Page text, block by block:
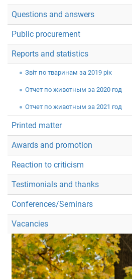
Questions and answers
Public procurement
Reports and statistics
Звiт по тваринам за 2019 рік
Отчет по животным за 2020 год
Отчет по животным за 2021 год
Printed matter
Awards and promotion
Reaction to criticism
Testimonials and thanks
Conferences/Seminars
Vacancies